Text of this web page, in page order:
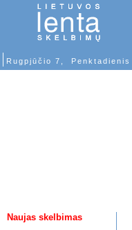
Rugpjūčio 7, Penktadienis
Naujas skelbimas